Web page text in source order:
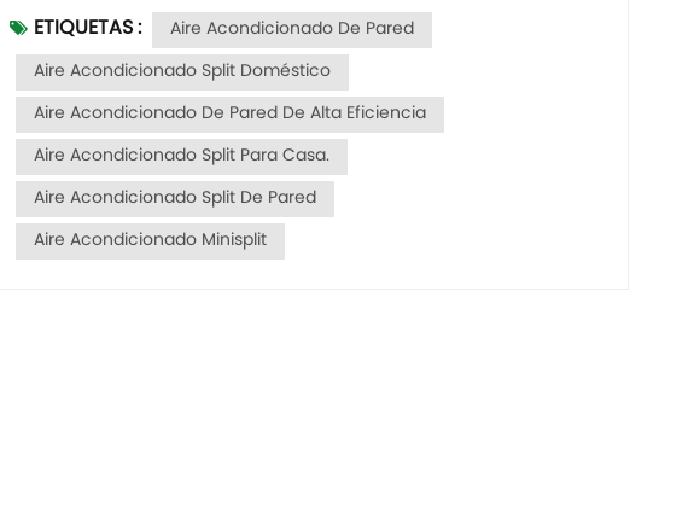
usando. Este tipo de equipo de aire acondicionado
generalmente se instala colgado de forma estable en la
pared con cables y tubería...
ETIQUETAS :
Aire Acondicionado De Pared
Aire Acondicionado Split Doméstico
Aire Acondicionado De Pared De Alta Eficiencia
Aire Acondicionado Split Para Casa.
Aire Acondicionado Split De Pared
Aire Acondicionado Minisplit